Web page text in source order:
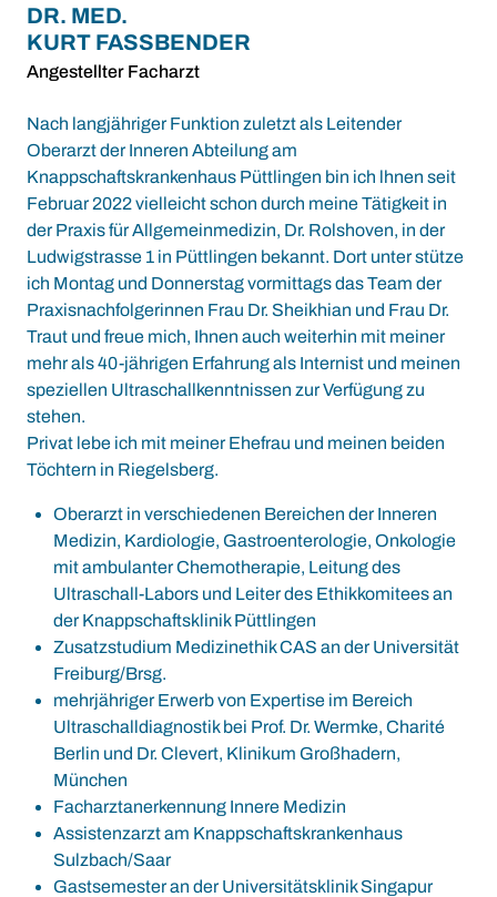
DR. MED.
KURT FASSBENDER
Angestellter Facharzt
Nach langjähriger Funktion zuletzt als Leitender
Oberarzt der Inneren Abteilung am
Knappschaftskrankenhaus Püttlingen bin ich lhnen seit
Februar 2022 vielleicht schon durch meine Tätigkeit in
der Praxis für Allgemeinmedizin, Dr. Rolshoven, in der
Ludwigstrasse 1 in Püttlingen bekannt. Dort unter stütze
ich Montag und Donnerstag vormittags das Team der
Praxisnachfolgerinnen Frau Dr. Sheikhian und Frau Dr.
Traut und freue mich, Ihnen auch weiterhin mit meiner
mehr als 40-jährigen Erfahrung als Internist und meinen
speziellen Ultraschallkenntnissen zur Verfügung zu
stehen.
Privat lebe ich mit meiner Ehefrau und meinen beiden
Töchtern in Riegelsberg.
Oberarzt in verschiedenen Bereichen der Inneren
Medizin, Kardiologie, Gastroenterologie, Onkologie
mit ambulanter Chemotherapie, Leitung des
Ultraschall-Labors und Leiter des Ethikkomitees an
der Knappschaftsklinik Püttlingen
Zusatzstudium Medizinethik CAS an der Universität
Freiburg/Brsg.
mehrjähriger Erwerb von Expertise im Bereich
Ultraschalldiagnostik bei Prof. Dr. Wermke, Charité
Berlin und Dr. Clevert, Klinikum Großhadern,
München
Facharztanerkennung Innere Medizin
Assistenzarzt am Knappschaftskrankenhaus
Sulzbach/Saar
Gastsemester an der Universitätsklinik Singapur